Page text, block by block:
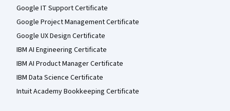
Google IT Support Certificate
Google Project Management Certificate
Google UX Design Certificate
IBM AI Engineering Certificate
IBM AI Product Manager Certificate
IBM Data Science Certificate
Intuit Academy Bookkeeping Certificate